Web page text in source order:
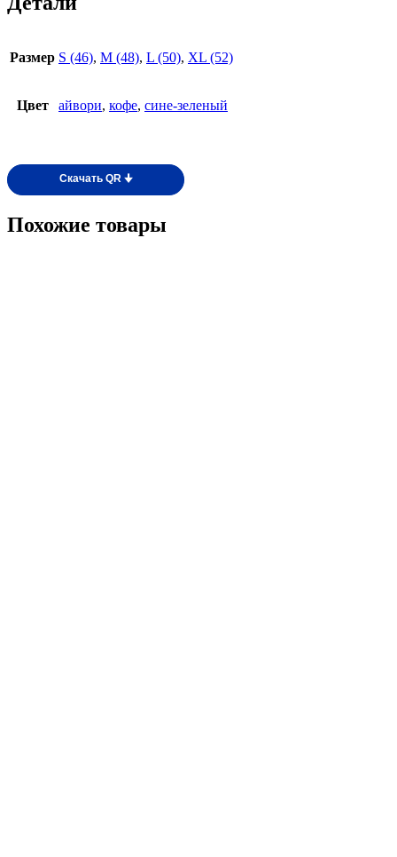
Размер S (46), M (48), L (50), XL (52)
Цвет айвори, кофе, сине-зеленый
Скачать QR 🠋
Похожие товары